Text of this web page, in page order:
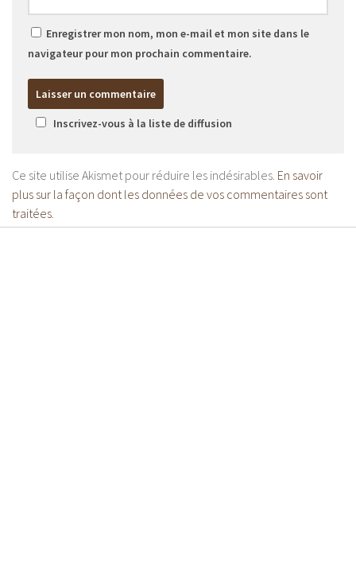
Enregistrer mon nom, mon e-mail et mon site dans le
navigateur pour mon prochain commentaire.
Inscrivez-vous à la liste de diffusion
Ce site utilise Akismet pour réduire les indésirables. En savoir
plus sur la façon dont les données de vos commentaires sont
traitées.